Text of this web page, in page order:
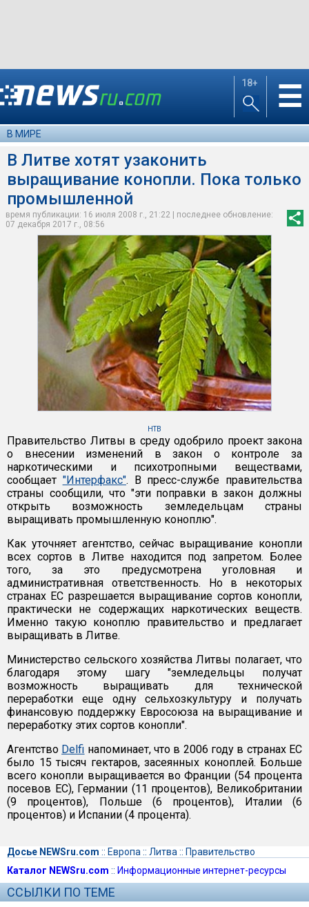
18+ ☰
В МИРЕ
В Литве хотят узаконить
выращивание конопли. Пока только
промышленной
время публикации: 16 июля 2008 г., 21:22 | последнее обновление:
07 декабря 2017 г., 08:56
НТВ
Правительство Литвы в среду одобрило проект закона
о внесении изменений в закон о контроле за
наркотическими и психотропными веществами,
сообщает "Интерфакс". В пресс-службе правительства
страны сообщили, что "эти поправки в закон должны
открыть возможность земледельцам страны
выращивать промышленную коноплю".
Как уточняет агентство, сейчас выращивание конопли
всех сортов в Литве находится под запретом. Более
того, за это предусмотрена уголовная и
административная ответственность. Но в некоторых
странах ЕС разрешается выращивание сортов конопли,
практически не содержащих наркотических веществ.
Именно такую коноплю правительство и предлагает
выращивать в Литве.
Министерство сельского хозяйства Литвы полагает, что
благодаря этому шагу "земледельцы получат
возможность выращивать для технической
переработки еще одну сельхозкультуру и получать
финансовую поддержку Евросоюза на выращивание и
переработку этих сортов конопли".
Агентство Delfi напоминает, что в 2006 году в странах ЕС
было 15 тысяч гектаров, засеянных коноплей. Больше
всего конопли выращивается во Франции (54 процента
посевов ЕС), Германии (11 процентов), Великобритании
(9 процентов), Польше (6 процентов), Италии (6
процентов) и Испании (4 процента).
Досье NEWSru.com :: Европа :: Литва :: Правительство
Каталог NEWSru.com :: Информационные интернет-ресурсы
ССЫЛКИ ПО ТЕМЕ